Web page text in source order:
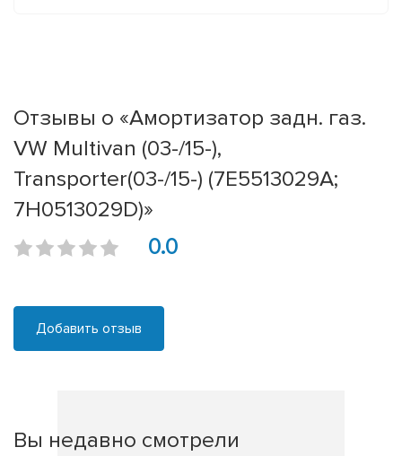
Отзывы о «Амортизатор задн. газ.
VW Multivan (03-/15-),
Transporter(03-/15-) (7E5513029A;
7H0513029D)»
0.0
Добавить отзыв
Вы недавно смотрели